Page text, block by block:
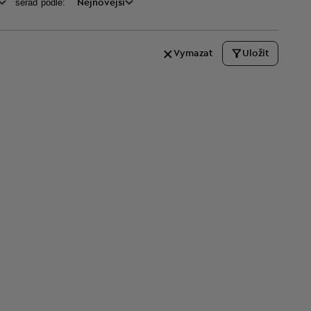
seraď podle: Nejnovější
Vymazat Uložit